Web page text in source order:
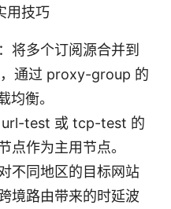
用技巧
将多个订阅源合并到
通过 proxy-group 的
均衡。
url-test 或 tcp-test 的
点作为主用节点。
不同地区的目标网站
境路由带来的时延波